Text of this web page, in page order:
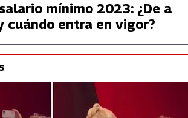
mínimo 2023: ¿De a
cuándo entra en vigor?